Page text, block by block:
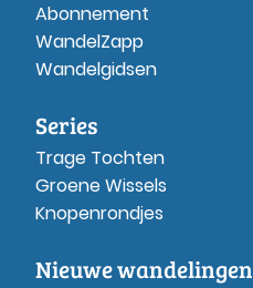
Abonnement
WandelZapp
Wandelgidsen
Series
Trage Tochten
Groene Wissels
Knopenrondjes
Nieuwe wandelingen